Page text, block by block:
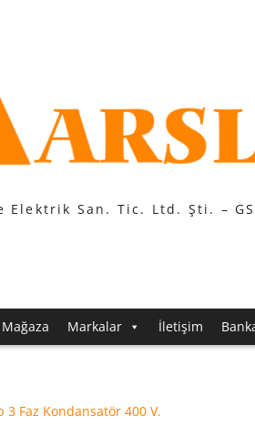
Elektrik San. Tic. Ltd. Şti. –
Mağaza Markalar İletişim
3 Faz Kondansatör 400 V.